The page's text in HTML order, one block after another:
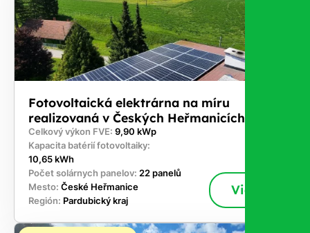
Fotovoltaická elektrárna na míru
realizovaná v Českých Heřmanicích
Celkový výkon FVE: 9,90 kWp
Kapacita batérií fotovoltaiky:
10,65 kWh
Počet solárnych panelov: 22 panelů
Mesto: České Heřmanice
Región: Pardubický kraj
Viac